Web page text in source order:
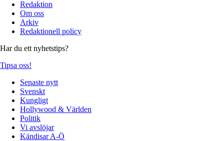
Redaktion
Om oss
Arkiv
Redaktionell policy
Har du ett nyhetstips?
Tipsa oss!
Senaste nytt
Svenskt
Kungligt
Hollywood & Världen
Politik
Vi avslöjar
Kändisar A-Ö